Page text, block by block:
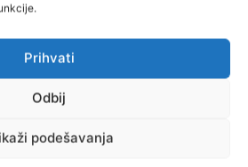
Prihvati
Odbij
podešavanja